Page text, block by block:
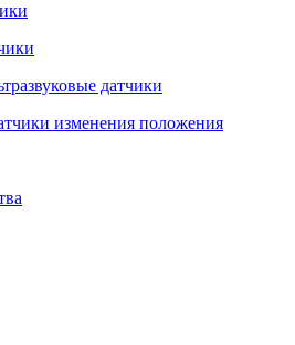
датчики
изменения положения